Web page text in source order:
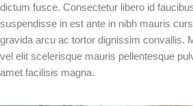
dictum fusce. Consectetur libero id
suspendisse in est ante in nibh mauris
gravida arcu ac tortor dignissim convallis.
vel elit scelerisque mauris pellentesque
amet facilisis magna.